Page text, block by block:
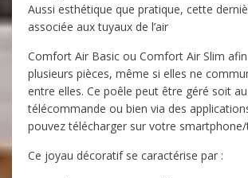
Aussi esthétique que pratique, cette
associée aux tuyaux de l’air
Comfort Air Basic ou Comfort Air Slim
plusieurs pièces, même si elles ne
entre elles. Ce poêle peut être géré soit au
télécommande ou bien via des
pouvez télécharger sur votre
Ce joyau décoratif se caractérise par :